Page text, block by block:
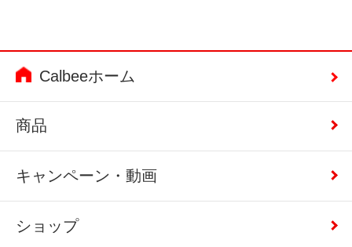
Calbeeホーム
商品
キャンペーン・動画
ショップ